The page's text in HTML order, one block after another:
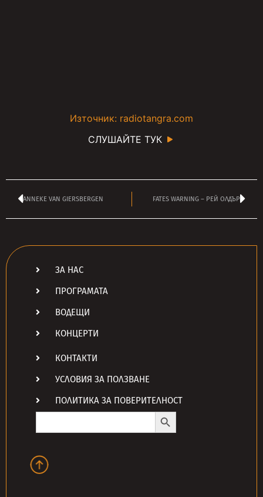
Източник: radiotangra.com
СЛУШАЙТЕ ТУК
ANNEKE VAN GIERSBERGEN FATES WARNING – РЕЙ ОЛДЪР
ЗА НАС
ПРОГРАМАТА
ВОДЕЩИ
КОНЦЕРТИ
КОНТАКТИ
УСЛОВИЯ ЗА ПОЛЗВАНЕ
ПОЛИТИКА ЗА ПОВЕРИТЕЛНОСТ
Search
Search Button